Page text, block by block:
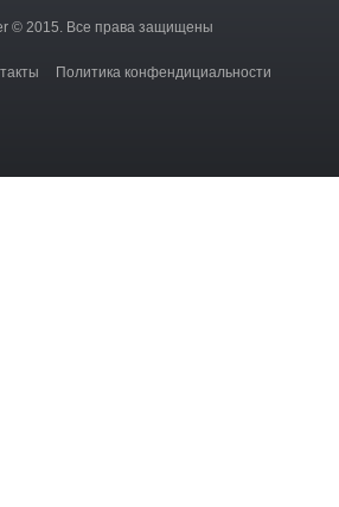
© 2015. Все права защищены
Политика конфендициальности